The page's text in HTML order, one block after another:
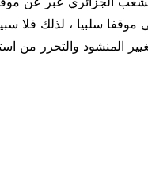
موقفا سلبيا ، لذلك فلا
المنشود والتحرر من